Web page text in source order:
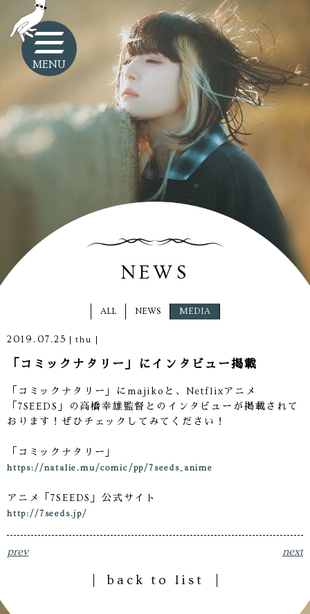
MENU
NEWS
ALL NEWS MEDIA
2019.07.25 thu
「コミックナタリー」にインタビュー掲載
「コミックナタリー」にmajikoと、Netflixアニメ
「7SEEDS」の高橋幸雄監督とのインタビューが掲載されて
おります！ぜひチェックしてみてください！
「コミックナタリー」
https://natalie.mu/comic/pp/7seeds_anime
アニメ「7SEEDS」公式サイト
http://7seeds.jp/
next
prev
back to list